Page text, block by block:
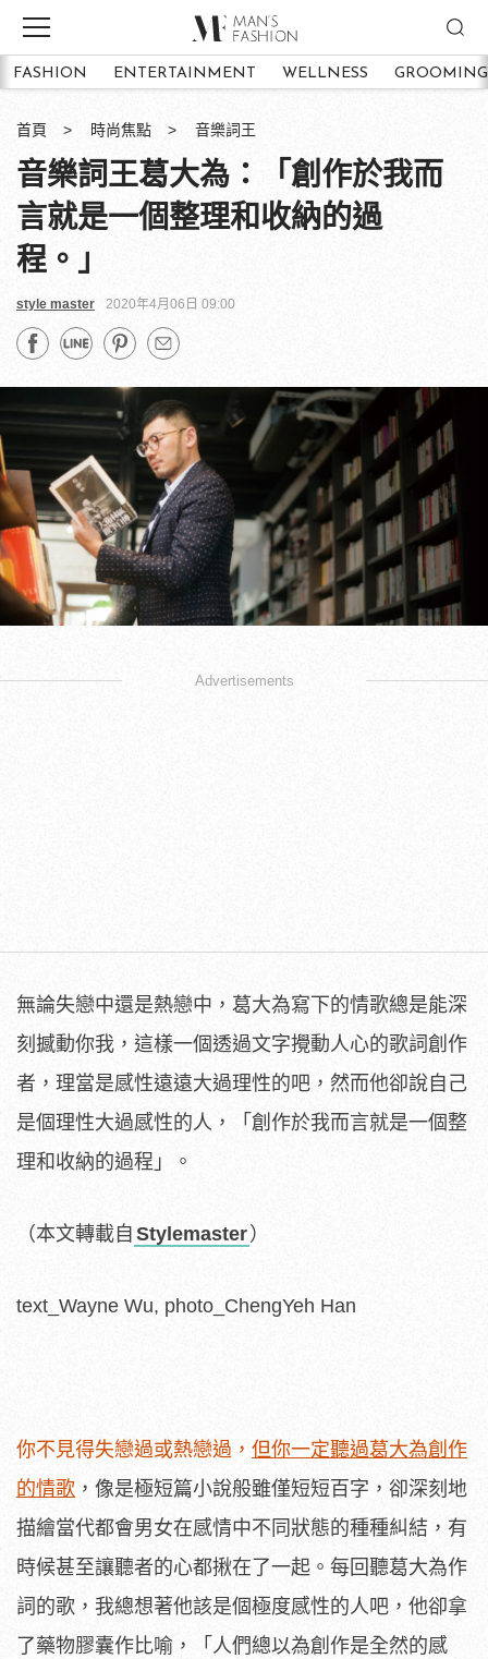
FASHION ENTERTAINMENT WELLNESS GROOMING
首頁 時尚焦點 音樂詞王
音樂詞王葛大為：「創作於我而
言就是一個整理和收納的過
程。」
style master 2020年4月06日 09:00
Advertisements
無論失戀中還是熱戀中，葛大為寫下的情歌總是能深
刻撼動你我，這樣一個透過文字攪動人心的歌詞創作
者，理當是感性遠遠大過理性的吧，然而他卻說自己
是個理性大過感性的人，「創作於我而言就是一個整
理和收納的過程」。
（本文轉載自 Stylemaster）
text_Wayne Wu, photo_ChengYeh Han
你不見得失戀過或熱戀過， 但你一定聽過葛大為創作
的情歌 ，像是極短篇小說般雖僅短短百字，卻深刻地
描繪當代都會男女在感情中不同狀態的種種糾結，有
時候甚至讓聽者的心都揪在了一起。每回聽葛大為作
詞的歌，我總想著他該是個極度感性的人吧，他卻拿
了藥物膠囊作比喻，「人們總以為創作是全然的感